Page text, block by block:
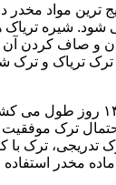
ترین مواد مخدر
شیره تریاک
و صاف کردن آن
ترک تریاک و
سم زدایی تریاک تقریبا ۱۴
ترک موفقیت
تدریجی، ترک
مخدر